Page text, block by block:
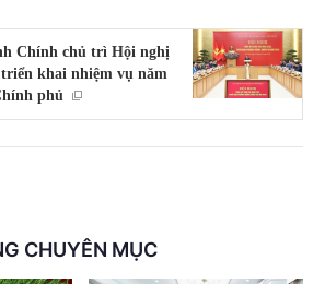
Chính chủ trì Hội nghị
khai nhiệm vụ năm
phủ
CHUYÊN MỤC